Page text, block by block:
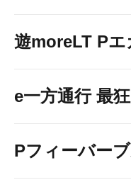
遊moreLT P
e一方通行 最狂
Pフィーバー